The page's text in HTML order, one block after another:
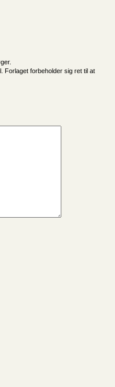
Forlaget forbeholder sig ret til at